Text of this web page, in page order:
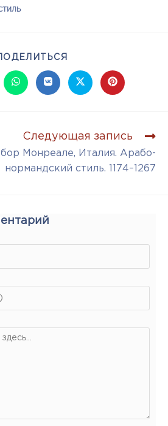
ПОДЕЛИТЬСЯ
Следующая запись
Монреале, Италия. Арабо-
нормандский стиль. 1174–1267